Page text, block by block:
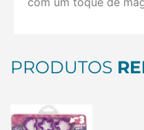
PRODUTOS